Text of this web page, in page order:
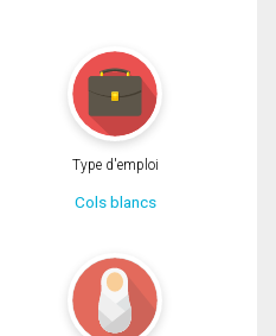
Type d'emploi
Cols blancs